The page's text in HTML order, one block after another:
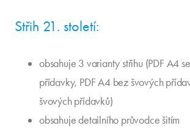
Střih 21. století:
obsahuje 3 varianty střihu (PDF A4
přídavky, PDF A4 bez švových
švových přídavků)
obsahuje detailního průvodce šitím